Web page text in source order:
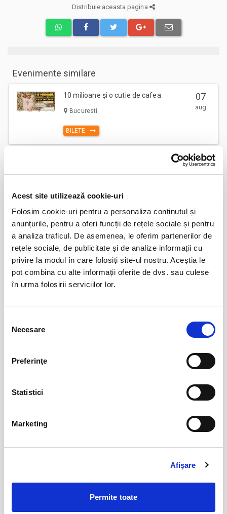
Acest site utilizează cookie-uri
Folosim cookie-uri pentru a personaliza conținutul și
anunțurile, pentru a oferi funcții de rețele sociale și pentru
a analiza traficul. De asemenea, le oferim partenerilor de
rețele sociale, de publicitate și de analize informații cu
privire la modul în care folosiți site-ul nostru. Aceștia le
pot combina cu alte informații oferite de dvs. sau culese
în urma folosirii serviciilor lor.
consimțământului
Necesare
Preferinţe
Statistici
Marketing
Afişare
Permite toate
Distribuie aceasta pagina
Evenimente similare
10 milioane și o cutie de cafea
Bucuresti
BILETE
07
aug
Mustata
08
O femeie impartita la doi
Bucuresti
BILETE
08
aug
aug
08
aug
aug